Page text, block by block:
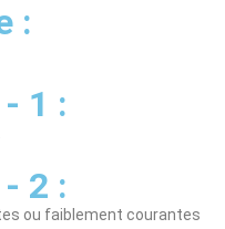
:
1 :
2 :
ou faiblement courantes